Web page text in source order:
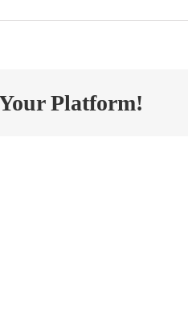
Platform!